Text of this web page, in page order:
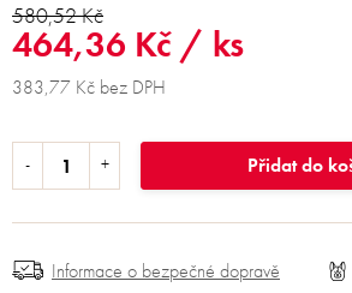
580,52 Kč
464,36 Kč / ks
383,77 Kč bez DPH
Přidat do
Informace o bezpečné dopravě